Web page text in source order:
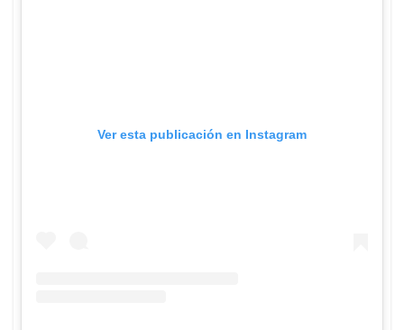
Ver esta publicación en Instagram